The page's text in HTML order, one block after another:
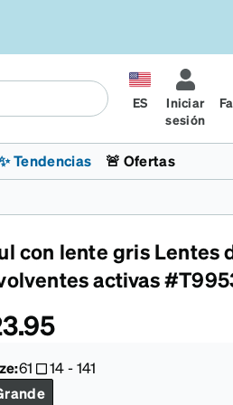
ES
Iniciar
sesión
Tendencias
🚨 Ofertas
con lente gris Lentes
activas
61 14-141